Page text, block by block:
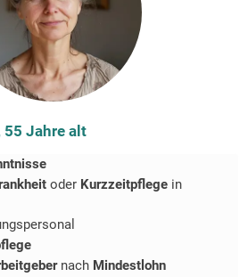
55 Jahre alt
oder Kurzzeitpflege in
nach Mindestlohn